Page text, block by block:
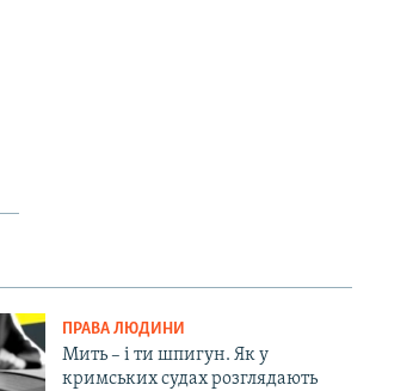
ПРАВА ЛЮДИНИ
Мить – і ти шпигун. Як у
кримських судах розглядають